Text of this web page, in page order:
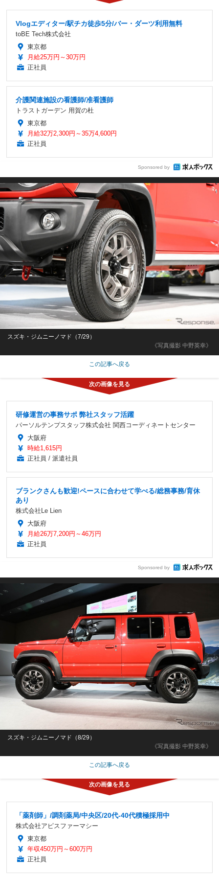
Vlogエディター/駅チカ徒歩5分/バー・ダーツ利用無料
toBE Tech株式会社
東京都
月給25万円～30万円
正社員
介護関連施設の看護師/准看護師
トラストガーデン 用賀の杜
東京都
月給32万2,300円～35万4,600円
正社員
Sponsored by
《写真撮影 中野英幸》
スズキ・ジムニーノマド（7/29）
この記事へ戻る
研修運営の事務サポ 弊社スタッフ活躍
パーソルテンプスタッフ株式会社 関西コーディネートセンター
大阪府
時給1,615円
正社員 / 派遣社員
ブランクさんも歓迎!ペースに合わせて学べる/総務事務/育休
あり
株式会社Le Lien
大阪府
月給26万7,200円～46万円
正社員
Sponsored by
《写真撮影 中野英幸》
スズキ・ジムニーノマド（8/29）
この記事へ戻る
「薬剤師」/調剤薬局/中央区/20代-40代積極採用中
株式会社アピスファーマシー
東京都
年収450万円～600万円
正社員